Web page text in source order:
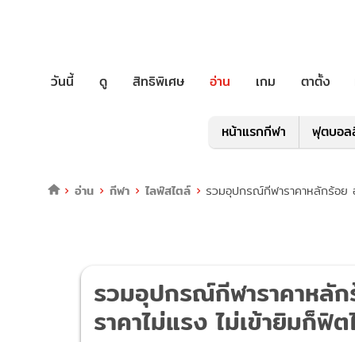
วันนี้ ดู สิทธิพิเศษ อ่าน เกม ตาตั้ง
หน้าแรกกีฬา ฟุตบอล
อ่าน กีฬา ไลฟ์สไตล์ รวมอุปกรณ์กีฬาราคาหลักร้อย
รวมอุปกรณ์กีฬาราคาหลั
ราคาไม่แรง ไม่เข้ายิมก็ฟิ